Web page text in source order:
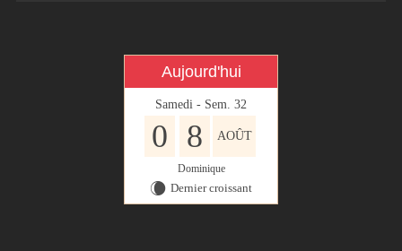
Aujourd'hui
Samedi - Sem. 32
0 8 AOÛT
Dominique
W Dernier croissant